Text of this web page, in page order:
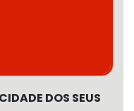
DOS SEUS